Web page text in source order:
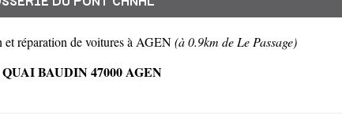
et réparation de voitures à AGEN(à 0.9km de Le Passage)
QUAI BAUDIN 47000 AGEN